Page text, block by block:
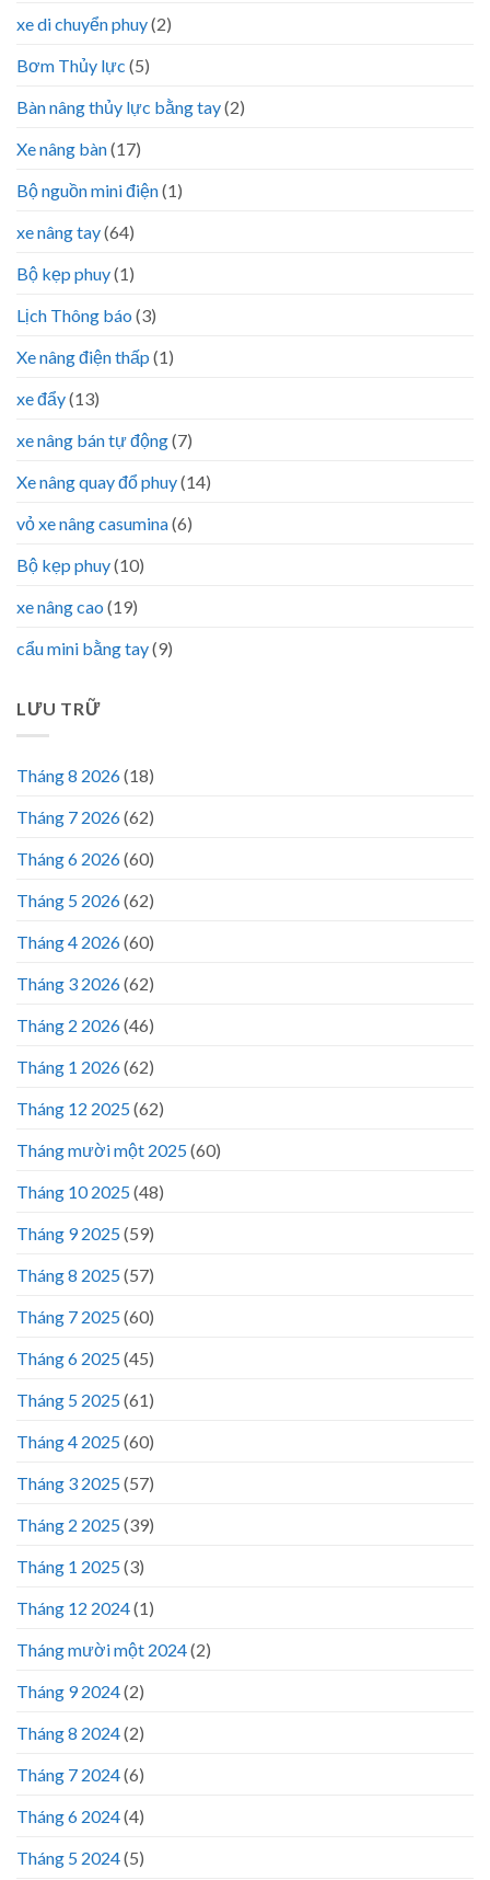
xe di chuyển phuy(2)
Bơm Thủy lực (5)
Bàn nâng thủy lực bằng tay(2)
Xe nâng bàn(17)
Bộ nguồn mini điện(1)
xe nâng tay(64)
Bộ kẹp phuy(1)
Lịch Thông báo (3)
Xe nâng điện thấp (1)
xe đẩy(13)
xe nâng bán tự động(7)
Xe nâng quay đổ phuy(14)
vỏ xe nâng casumina(6)
Bộ kẹp phuy(10)
xe nâng cao (19)
cẩu mini bằng tay(9)
LƯU TRỮ
Tháng 8 2026(18)
Tháng 7 2026(62)
Tháng 6 2026(60)
Tháng 5 2026(62)
Tháng 4 2026(60)
Tháng 3 2026(62)
Tháng 2 2026(46)
Tháng 1 2026(62)
Tháng 12 2025(62)
Tháng mười một 2025(60)
Tháng 10 2025(48)
Tháng 9 2025(59)
Tháng 8 2025(57)
Tháng 7 2025(60)
Tháng 6 2025(45)
Tháng 5 2025(61)
Tháng 4 2025(60)
Tháng 3 2025(57)
Tháng 2 2025(39)
Tháng 1 2025(3)
Tháng 12 2024(1)
Tháng mười một 2024(2)
Tháng 9 2024(2)
Tháng 8 2024(2)
Tháng 7 2024(6)
Tháng 6 2024(4)
Tháng 5 2024(5)